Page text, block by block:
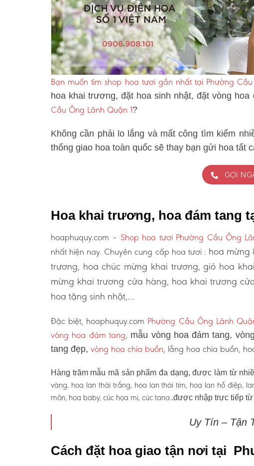
Bạn muốn tìm shop hoa tươi gần nhất tại Phường
hoa khai trương, đặt hoa sinh nhật, đặt vòng
Cầu Ông Lãnh Quận 1?
Không cần phải lo lắng và mất công tìm kiếm
thống giao hoa toàn quốc sẽ thay bạn gửi hoa tất
GỌI
Hoa khai trương, hoa đám tang
hoaphuquy.com – Shop hoa tươi Phường Cầu Ông
nhất hiện nay. Chuyên cung cấp hoa tươi : hoa mừng
trương, hoa chúc mừng khai trương, giỏ hoa
mừng khai trương cửa hàng, hoa khai trương
hoa tặng sinh nhật,…
Đặc biệt, hoaphuquy.com Phường Cầu Ông Lãnh
vòng hoa đám tang, mẫu vòng hoa đám tang,
tang đẹp, vòng hoa chia buồn, lẵng hoa chia buồn,
Hàng trăm mẫu mã sản phẩm đa dạng, được làm từ
vàng, hoa lan thái trắng, hoa lan thái tím, hoa lan hồ điệp,
môn, hoa baby, cúc họa mi, cúc tana..được nhập trực tiếp
Uy Tín – Tận
Cách đặt hoa giao tận nơi tại